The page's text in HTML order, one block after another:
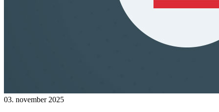
03. november 2025